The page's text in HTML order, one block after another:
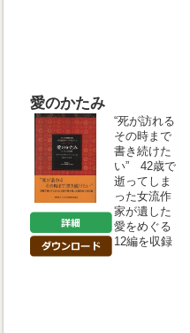
愛のかたみ
“死が訪れる
その時まで
書き続けた
い” 42歳で
逝ってしま
った女流作
家が遺した
愛をめぐる
12編を収録